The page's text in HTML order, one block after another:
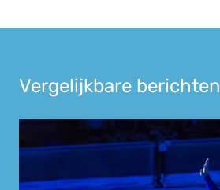
Vergelijkbare berichten